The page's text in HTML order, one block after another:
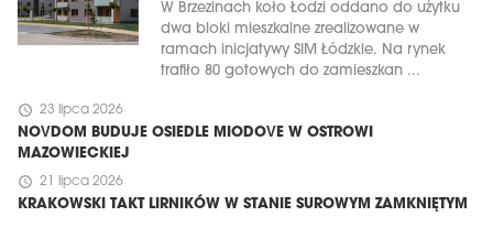
W Brzezinach koło Łodzi oddano do użytku
dwa bloki mieszkalne zrealizowane w
ramach inicjatywy SIM Łódzkie. Na rynek
trafiło 80 gotowych do zamieszkan ...
schedule 23 lipca 2026
NOVDOM BUDUJE OSIEDLE MIODOVE W OSTROWI
MAZOWIECKIEJ
schedule 21 lipca 2026
KRAKOWSKI TAKT LIRNIKÓW W STANIE SUROWYM ZAMKNIĘTYM